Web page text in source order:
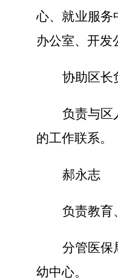
心、就业服务
办公室、开发
协助区长
负责与区
的工作联系。
郝永志
负责教育
分管医保
幼中心。